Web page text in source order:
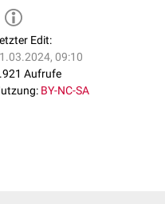
Edit:
09:10
Aufrufe
BY-NC-SA